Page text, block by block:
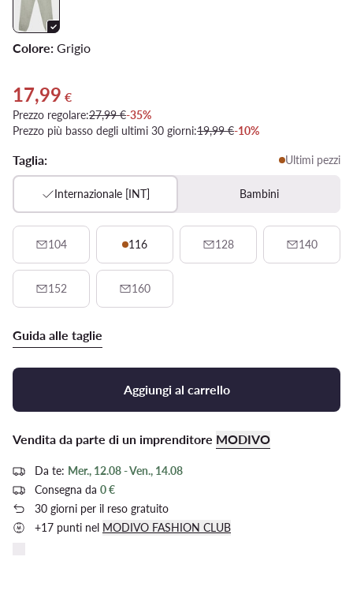
Colore: Grigio
Prezzo attuale 17,99 €
17,99 €
Prezzo regolare:27,99 €-35%
Prezzo più basso degli ultimi 30 giorni:19,99 €-10%
Taglia: Ultimi pezzi
Internazionale [INT] Bambini
104 116 128 140
152 160
Guida alle taglie
Aggiungi al carrello
Vendita da parte di un imprenditore MODIVO
Da te: Mer., 12.08 - Ven., 14.08
Consegna da 0 €
30 giorni per il reso gratuito
+17 punti nel MODIVO FASHION CLUB